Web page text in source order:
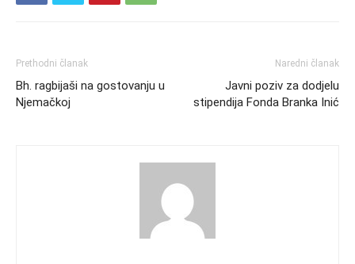
Prethodni članak
Bh. ragbijaši na gostovanju u
Njemačkoj
Naredni članak
Javni poziv za dodjelu
stipendija Fonda Branka Inić